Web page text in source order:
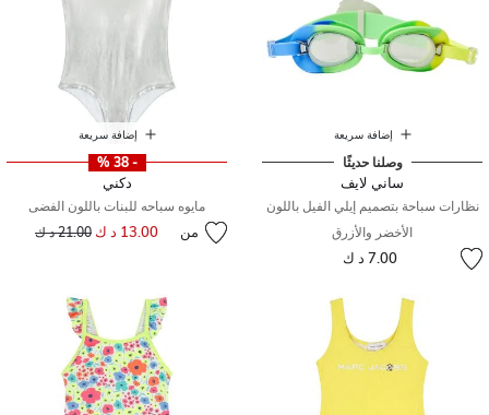
إضافة سريعة
وصلنا حديثًا
ساني لايف
نظارات سباحة بتصميم إيلي الفيل باللون
الأخضر والأزرق
7.00 د ك
إضافة سريعة
- 38 %
دكني
مايوه سباحه للبنات باللون الفضى
من 13.00 د ك سعر مخفض من
21.00 د ك إلى